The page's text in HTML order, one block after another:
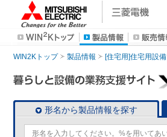
WIN2Kトップ 製品情報 [住宅用]住宅用設備
形名から製品情報を探す